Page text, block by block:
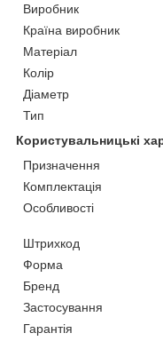
Виробник
Країна виробник
Матеріал
Колір
Діаметр
Тип
Користувальницькі
Призначення
Комплектація
Особливості
Штрихкод
Форма
Бренд
Застосування
Гарантія